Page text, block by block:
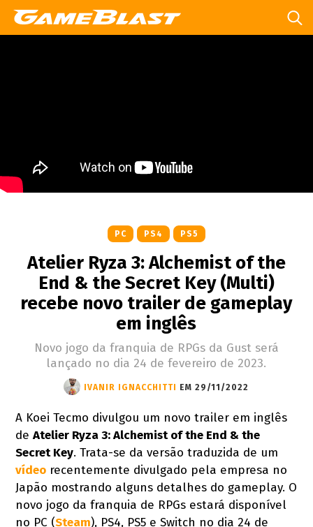
PC PS4 PS5
Atelier Ryza 3: Alchemist of the
End & the Secret Key (Multi)
recebe novo trailer de gameplay
em inglês
Novo jogo da franquia de RPGs da Gust será
lançado no dia 24 de fevereiro de 2023.
IVANIR IGNACCHITTI EM 29/11/2022
A Koei Tecmo divulgou um novo trailer em inglês
deAtelier Ryza 3: Alchemist of the End & the
Secret Key. Trata-se da versão traduzida de um
vídeo recentemente divulgado pela empresa no
Japão mostrando alguns detalhes do gameplay. O
novo jogo da franquia de RPGs estará disponível
no PC (Steam), PS4, PS5 e Switch no dia 24 de